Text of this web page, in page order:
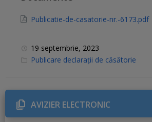
Publicatie-de-casatorie-nr.-6173.pdf
19 septembrie, 2023
C
r
i
e
Publicare declarații de căsătorie
AVIZIER ELECTRONIC